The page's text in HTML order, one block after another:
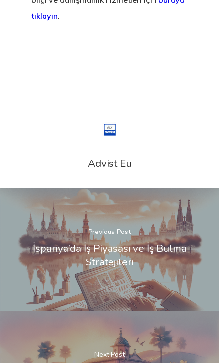
tıklayın.
Advist Eu
Previous Post
İspanya’da İş Piyasası ve İş Bulma
Stratejileri
Next Post